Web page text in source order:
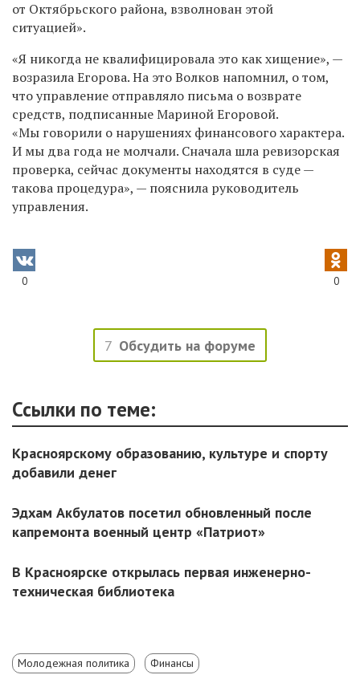
от Октябрьского района, взволнован этой
ситуацией».
«Я никогда не квалифицировала это как хищение», —
возразила Егорова. На это Волков напомнил, о том,
что управление отправляло письма о возврате
средств, подписанные Мариной Егоровой.
«Мы говорили о нарушениях финансового характера.
И мы два года не молчали. Сначала шла ревизорская
проверка, сейчас документы находятся в суде —
такова процедура», — пояснила руководитель
управления.
0 0
7 Обсудить на форуме
Ссылки по теме:
Красноярскому образованию, культуре и спорту
добавили денег
Эдхам Акбулатов посетил обновленный после
капремонта военный центр «Патриот»
В Красноярске открылась первая инженерно-
техническая библиотека
Молодежная политика Финансы